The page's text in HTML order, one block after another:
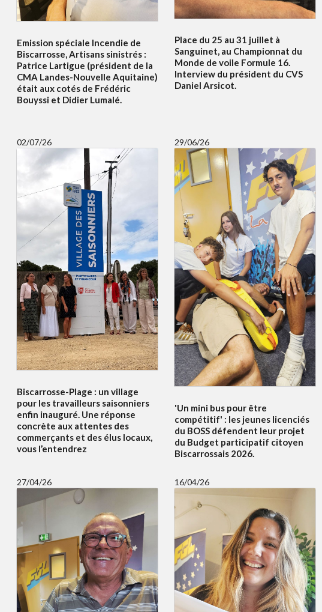
Emission spéciale Incendie de
Biscarrosse, Artisans sinistrés :
Patrice Lartigue (président de la
CMA Landes-Nouvelle Aquitaine)
était aux cotés de Frédéric
Bouyssi et Didier Lumalé.
Place du 25 au 31 juillet à
Sanguinet, au Championnat du
Monde de voile Formule 16.
Interview du président du CVS
Daniel Arsicot.
02/07/26
Biscarrosse-Plage : un village
pour les travailleurs saisonniers
enfin inauguré. Une réponse
concrète aux attentes des
commerçants et des élus locaux,
vous l’entendrez
29/06/26
'Un mini bus pour être
compétitif' : les jeunes licenciés
du BOSS défendent leur projet
du Budget participatif citoyen
Biscarrossais 2026.
27/04/26 16/04/26